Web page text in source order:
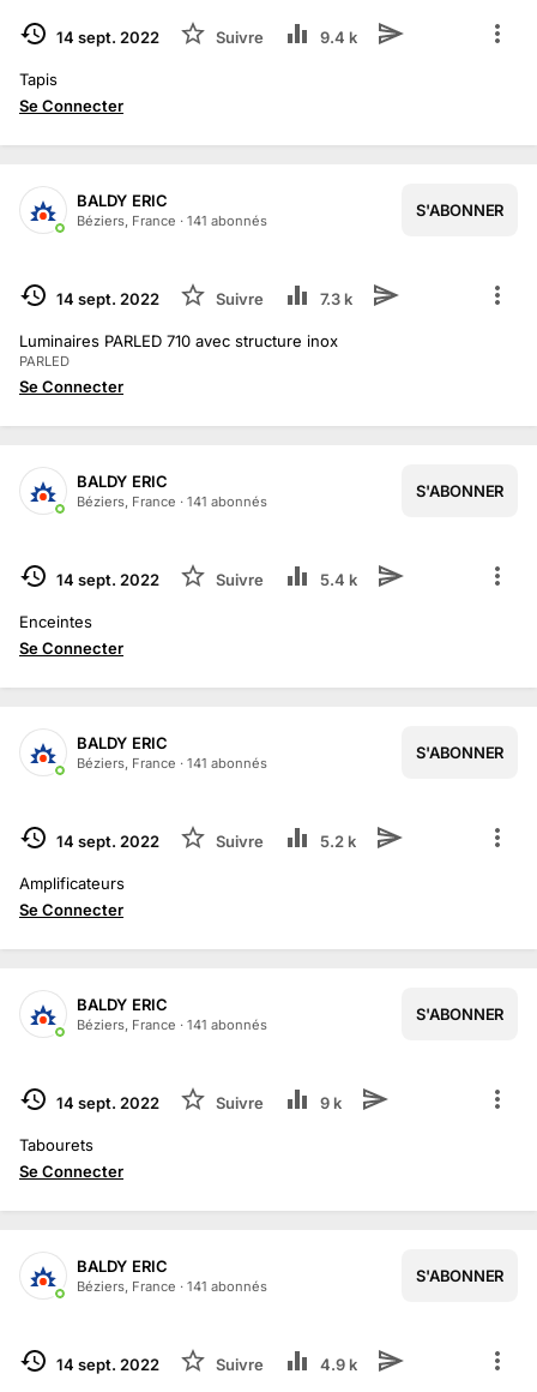
TERMINÉ14 sept. 2022 Suivre 9.4 k
Tapis
Se Connecter
BALDY ERIC
Béziers, France · 141 abonnés
S'ABONNER
TERMINÉ
1/2
14 sept. 2022 Suivre 7.3 k
Luminaires PARLED 710 avec structure inox
PARLED
Se Connecter
BALDY ERIC
Béziers, France · 141 abonnés
S'ABONNER
TERMINÉ14 sept. 2022 Suivre 5.4 k
Enceintes
Se Connecter
BALDY ERIC
Béziers, France · 141 abonnés
S'ABONNER
TERMINÉ
1/2
14 sept. 2022 Suivre 5.2 k
Amplificateurs
Se Connecter
BALDY ERIC
Béziers, France · 141 abonnés
S'ABONNER
TERMINÉ14 sept. 2022 Suivre 9 k
Tabourets
Se Connecter
BALDY ERIC
Béziers, France · 141 abonnés
S'ABONNER
TERMINÉ14 sept. 2022 Suivre 4.9 k